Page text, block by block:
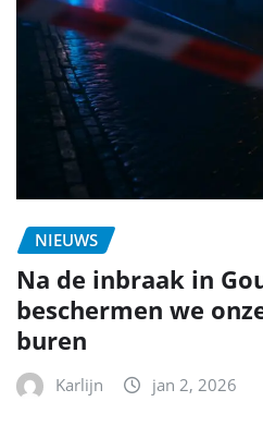
NIEUWS
Na de inbraak in
beschermen we
buren
Karlijn jan 2, 2026